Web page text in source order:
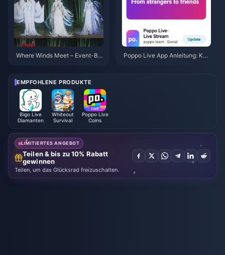
Where Winds Meet – Event-Bel
ste, Währung und Priorität
Poppo Live App Anleitung: Ko
EMPFOHLENE PRODUKTE
Bigo Live
Diamanten
Whiteout
Survival
Poppo Live
Coins
LIMITIERTES ANGEBOT
Teilen & bis zu 10% Rabatt
gewinnen
Teilen, um das Glücksrad freizuschalten.